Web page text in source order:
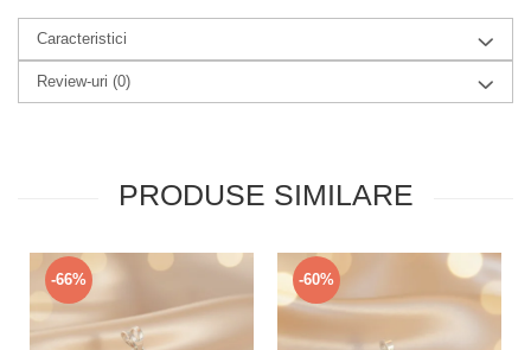
Caracteristici
Review-uri (0)
PRODUSE SIMILARE
-66% -60%